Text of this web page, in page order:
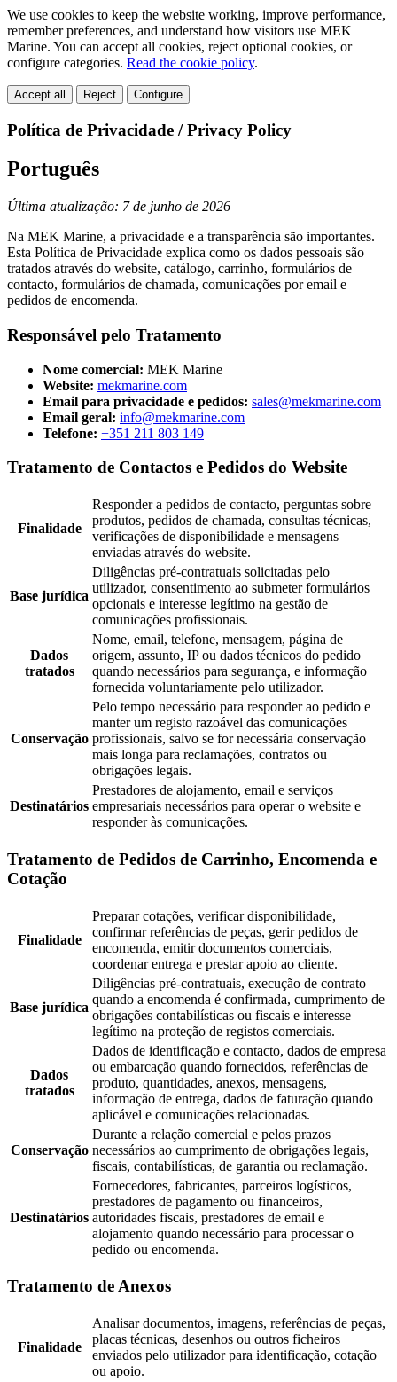
We use cookies to keep the website working, improve performance,
remember preferences, and understand how visitors use MEK
Marine. You can accept all cookies, reject optional cookies, or
configure categories. Read the cookie policy.
Accept all Reject Configure
Política de Privacidade / Privacy Policy
Português
Última atualização: 7 de junho de 2026
Na MEK Marine, a privacidade e a transparência são importantes.
Esta Política de Privacidade explica como os dados pessoais são
tratados através do website, catálogo, carrinho, formulários de
contacto, formulários de chamada, comunicações por email e
pedidos de encomenda.
Responsável pelo Tratamento
Nome comercial: MEK Marine
Website: mekmarine.com
Email para privacidade e pedidos: sales@mekmarine.com
Email geral: info@mekmarine.com
Telefone: +351 211 803 149
Tratamento de Contactos e Pedidos do Website
Finalidade
Responder a pedidos de contacto, perguntas sobre
produtos, pedidos de chamada, consultas técnicas,
verificações de disponibilidade e mensagens
enviadas através do website.
Base jurídica
Diligências pré-contratuais solicitadas pelo
utilizador, consentimento ao submeter formulários
opcionais e interesse legítimo na gestão de
comunicações profissionais.
Dados
tratados
Nome, email, telefone, mensagem, página de
origem, assunto, IP ou dados técnicos do pedido
quando necessários para segurança, e informação
fornecida voluntariamente pelo utilizador.
Conservação
Pelo tempo necessário para responder ao pedido e
manter um registo razoável das comunicações
profissionais, salvo se for necessária conservação
mais longa para reclamações, contratos ou
obrigações legais.
Destinatários
Prestadores de alojamento, email e serviços
empresariais necessários para operar o website e
responder às comunicações.
Tratamento de Pedidos de Carrinho, Encomenda e
Cotação
Finalidade
Preparar cotações, verificar disponibilidade,
confirmar referências de peças, gerir pedidos de
encomenda, emitir documentos comerciais,
coordenar entrega e prestar apoio ao cliente.
Base jurídica
Diligências pré-contratuais, execução de contrato
quando a encomenda é confirmada, cumprimento de
obrigações contabilísticas ou fiscais e interesse
legítimo na proteção de registos comerciais.
Dados
tratados
Dados de identificação e contacto, dados de empresa
ou embarcação quando fornecidos, referências de
produto, quantidades, anexos, mensagens,
informação de entrega, dados de faturação quando
aplicável e comunicações relacionadas.
Conservação
Durante a relação comercial e pelos prazos
necessários ao cumprimento de obrigações legais,
fiscais, contabilísticas, de garantia ou reclamação.
Destinatários
Fornecedores, fabricantes, parceiros logísticos,
prestadores de pagamento ou financeiros,
autoridades fiscais, prestadores de email e
alojamento quando necessário para processar o
pedido ou encomenda.
Tratamento de Anexos
Finalidade
Analisar documentos, imagens, referências de peças,
placas técnicas, desenhos ou outros ficheiros
enviados pelo utilizador para identificação, cotação
ou apoio.